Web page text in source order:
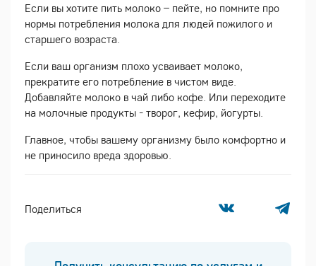
Если вы хотите пить молоко – пейте, но помните про
нормы потребления молока для людей пожилого и
старшего возраста.
Если ваш организм плохо усваивает молоко,
прекратите его потребление в чистом виде.
Добавляйте молоко в чай либо кофе. Или переходите
на молочные продукты - творог, кефир, йогурты.
Главное, чтобы вашему организму было комфортно и
не приносило вреда здоровью.
Поделиться